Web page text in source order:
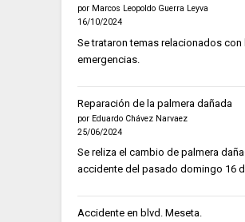
por Marcos Leopoldo Guerra Leyva
16/10/2024
Se trataron temas relacionados
emergencias.
Reparación de la palmera dañada
por Eduardo Chávez Narvaez
25/06/2024
Se reliza el cambio de palmera
accidente del pasado domingo 16
Accidente en blvd. Meseta.